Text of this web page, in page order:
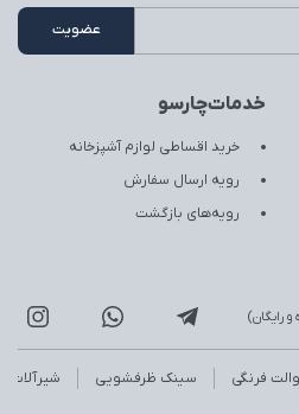
خدمات‌چارسو
خرید اقساطی لوازم آشپزخانه
رویه ارسال سفارش
رویه‌های بازگشت
فرنگی سینک ظرفشویی شیرآلات